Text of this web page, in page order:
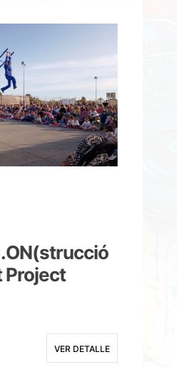
Project
VER DETALLE